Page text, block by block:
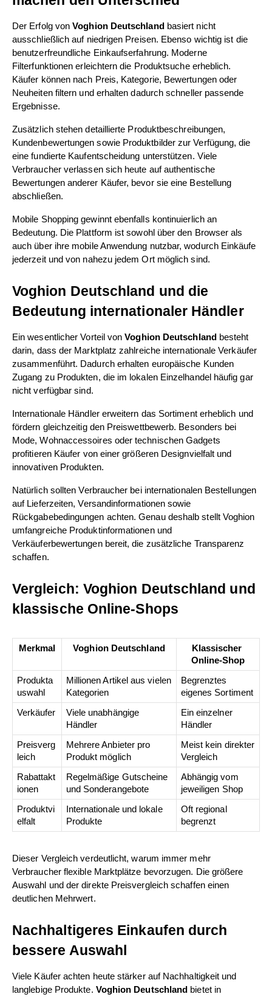
Der Erfolg von Voghion Deutschland basiert nicht
ausschließlich auf niedrigen Preisen. Ebenso wichtig ist die
benutzerfreundliche Einkaufserfahrung. Moderne
Filterfunktionen erleichtern die Produktsuche erheblich.
Käufer können nach Preis, Kategorie, Bewertungen oder
Neuheiten filtern und erhalten dadurch schneller passende
Ergebnisse.
Zusätzlich stehen detaillierte Produktbeschreibungen,
Kundenbewertungen sowie Produktbilder zur Verfügung, die
eine fundierte Kaufentscheidung unterstützen. Viele
Verbraucher verlassen sich heute auf authentische
Bewertungen anderer Käufer, bevor sie eine Bestellung
abschließen.
Mobile Shopping gewinnt ebenfalls kontinuierlich an
Bedeutung. Die Plattform ist sowohl über den Browser als
auch über ihre mobile Anwendung nutzbar, wodurch Einkäufe
jederzeit und von nahezu jedem Ort möglich sind.
Voghion Deutschland und die
Bedeutung internationaler Händler
Ein wesentlicher Vorteil von Voghion Deutschland besteht
darin, dass der Marktplatz zahlreiche internationale Verkäufer
zusammenführt. Dadurch erhalten europäische Kunden
Zugang zu Produkten, die im lokalen Einzelhandel häufig gar
nicht verfügbar sind.
Internationale Händler erweitern das Sortiment erheblich und
fördern gleichzeitig den Preiswettbewerb. Besonders bei
Mode, Wohnaccessoires oder technischen Gadgets
profitieren Käufer von einer größeren Designvielfalt und
innovativen Produkten.
Natürlich sollten Verbraucher bei internationalen Bestellungen
auf Lieferzeiten, Versandinformationen sowie
Rückgabebedingungen achten. Genau deshalb stellt Voghion
umfangreiche Produktinformationen und
Verkäuferbewertungen bereit, die zusätzliche Transparenz
schaffen.
Vergleich: Voghion Deutschland und
klassische Online-Shops
Merkmal Voghion Deutschland
Klassischer
Online-Shop
Produkta
uswahl
Millionen Artikel aus vielen
Kategorien
Begrenztes
eigenes Sortiment
Verkäufer
Viele unabhängige
Händler
Ein einzelner
Händler
Preisverg
leich
Mehrere Anbieter pro
Produkt möglich
Meist kein direkter
Vergleich
Rabattakt
ionen
Regelmäßige Gutscheine
und Sonderangebote
Abhängig vom
jeweiligen Shop
Produktvi
elfalt
Internationale und lokale
Produkte
Oft regional
begrenzt
Dieser Vergleich verdeutlicht, warum immer mehr
Verbraucher flexible Marktplätze bevorzugen. Die größere
Auswahl und der direkte Preisvergleich schaffen einen
deutlichen Mehrwert.
Nachhaltigeres Einkaufen durch
bessere Auswahl
Viele Käufer achten heute stärker auf Nachhaltigkeit und
langlebige Produkte. Voghion Deutschland bietet in